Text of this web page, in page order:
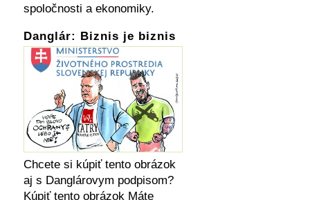
spoločnosti a ekonomiky.
Danglár: Biznis je biznis
Chcete si kúpiť tento obrázok
aj s Danglárovym podpisom?
Kúpiť tento obrázok Máte